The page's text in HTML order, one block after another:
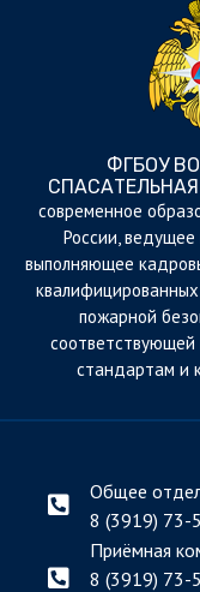
ФГБОУ
cовременное
России,
выполняющее
пожарной
соответствующей
стандартам и
Общее
8 (3919) 73-
Приёмная
8 (3919) 73-